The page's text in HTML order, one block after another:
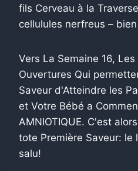
fils Cerveau à la
cellulules nerfreus –
Vers La Semaine 16,
Ouvertures Qui
Saveur d'Atteindre les
et Votre Bébé a
AMNIOTIQUE. C'est
tote Première Saveur: le
salu!